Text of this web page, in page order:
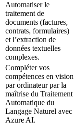
Automatiser le
traitement de
documents (factures,
contrats, formulaires)
et l’extraction de
données textuelles
complexes.
Compléter vos
compétences en vision
par ordinateur par la
maîtrise du Traitement
Automatique du
Langage Naturel avec
Azure AI.